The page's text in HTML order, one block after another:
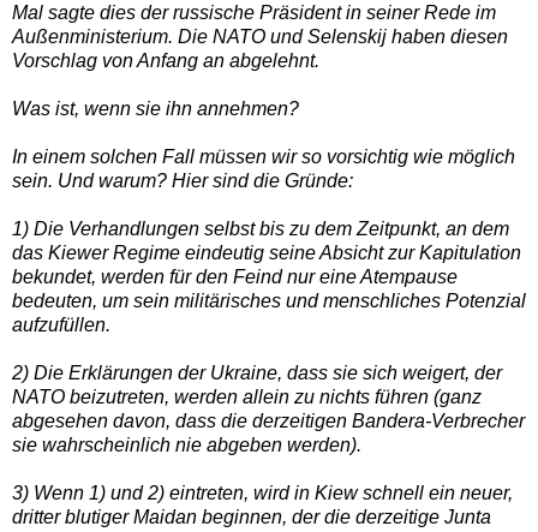
Mal sagte dies der russische Präsident in seiner Rede im
Außenministerium. Die NATO und Selenskij haben diesen
Vorschlag von Anfang an abgelehnt.
Was ist, wenn sie ihn annehmen?
In einem solchen Fall müssen wir so vorsichtig wie möglich
sein. Und warum? Hier sind die Gründe:
1) Die Verhandlungen selbst bis zu dem Zeitpunkt, an dem
das Kiewer Regime eindeutig seine Absicht zur Kapitulation
bekundet, werden für den Feind nur eine Atempause
bedeuten, um sein militärisches und menschliches Potenzial
aufzufüllen.
2) Die Erklärungen der Ukraine, dass sie sich weigert, der
NATO beizutreten, werden allein zu nichts führen (ganz
abgesehen davon, dass die derzeitigen Bandera-Verbrecher
sie wahrscheinlich nie abgeben werden).
3) Wenn 1) und 2) eintreten, wird in Kiew schnell ein neuer,
dritter blutiger Maidan beginnen, der die derzeitige Junta